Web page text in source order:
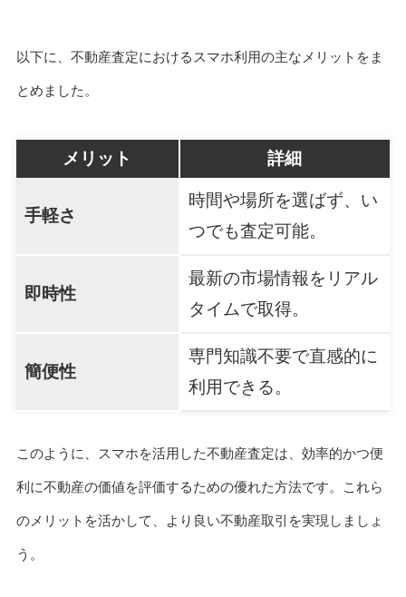
以下に、不動産査定におけるスマホ利用の主なメリットをま
とめました。
メリット 詳細
手軽さ
時間や場所を選ばず、い
つでも査定可能。
即時性
最新の市場情報をリアル
タイムで取得。
簡便性
専門知識不要で直感的に
利用できる。
このように、スマホを活用した不動産査定は、効率的かつ便
利に不動産の価値を評価するための優れた方法です。これら
のメリットを活かして、より良い不動産取引を実現しましょ
う。